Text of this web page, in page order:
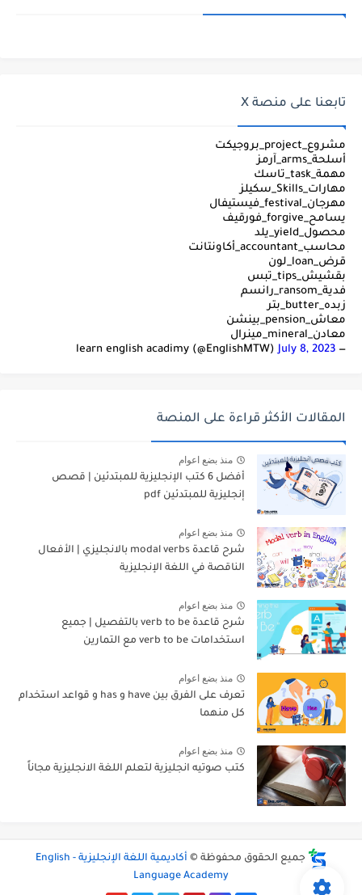
تابعنا على منصة X
مشروع_project_بروجيكت
أسلحة_arms_آرمز
مهمة_task_تاسك
مهارات_Skills_سكيلز
مهرجان_festival_فيستيفال
يسامح_forgive_فورقيف
محصول_yield_يلد
محاسب_accountant_أكاونتانت
قرض_loan_لون
بقشيش_tips_تبس
فدية_ransom_رانسم
زبده_butter_بتر
معاش_pension_بينشن
معادن_mineral_مينرال
— learn english acadimy (@EnglishMTW)
July 8, 2023
المقالات الأكثر قراءة على المنصة
منذ بضع اعوام
أفضل 6 كتب الإنجليزية للمبتدئين | قصص
إنجليزية للمبتدئين pdf
منذ بضع اعوام
شرح قاعدة modal verbs بالانجليزي | الأفعال
الناقصة في اللغة الإنجليزية
منذ بضع اعوام
شرح قاعدة verb to be بالتفصيل | جميع
استخدامات verb to be مع التمارين
منذ بضع اعوام
تعرف على الفرق بين have و has و قواعد استخدام
كل منهما
منذ بضع اعوام
كتب صوتيه انجليزية لتعلم اللغة الانجليزية مجاناً
جميع الحقوق محفوظة ©
أكاديمية اللغة الإنجليزية - English
Language Academy